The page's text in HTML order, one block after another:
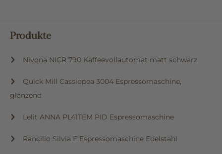
Produkte
Nivona NICR 790 Kaffeevollautomat matt schwarz
Quick Mill Cassiopea 3004 Espressomaschine,
glänzend
Lelit ANNA PL41TEM PID Espressomaschine
Rancilio Silvia E Espressomaschine Edelstahl